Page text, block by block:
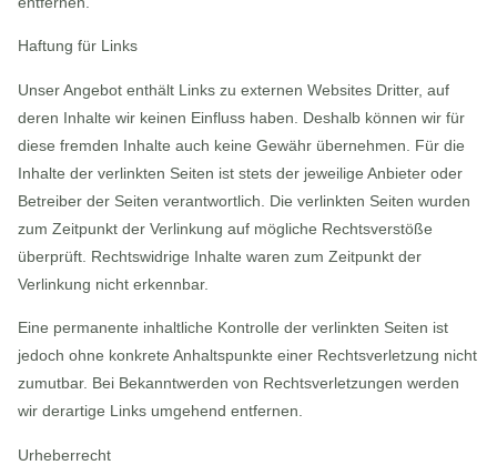
Haftung für Links
Unser Angebot enthält Links zu externen Websites Dritter, auf
deren Inhalte wir keinen Einfluss haben. Deshalb können wir für
diese fremden Inhalte auch keine Gewähr übernehmen. Für die
Inhalte der verlinkten Seiten ist stets der jeweilige Anbieter oder
Betreiber der Seiten verantwortlich. Die verlinkten Seiten wurden
zum Zeitpunkt der Verlinkung auf mögliche Rechtsverstöße
überprüft. Rechtswidrige Inhalte waren zum Zeitpunkt der
Verlinkung nicht erkennbar.
Eine permanente inhaltliche Kontrolle der verlinkten Seiten ist
jedoch ohne konkrete Anhaltspunkte einer Rechtsverletzung nicht
zumutbar. Bei Bekanntwerden von Rechtsverletzungen werden
wir derartige Links umgehend entfernen.
Urheberrecht